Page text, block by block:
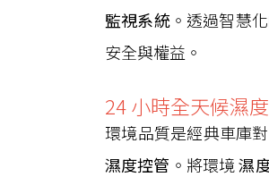
監視系統。透過智慧
安全與權益。
24 小時全天候濕
環境品質是經典車庫
濕度控管 。將環境濕